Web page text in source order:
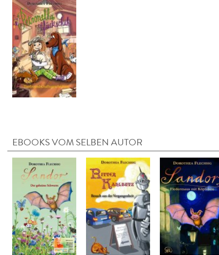
EBOOKS VOM SELBEN AUTOR